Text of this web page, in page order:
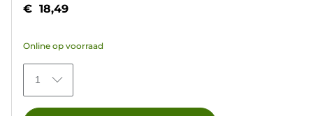
de
sterren.
41
beoordelingen
€ 18,49
Online op voorraad
1